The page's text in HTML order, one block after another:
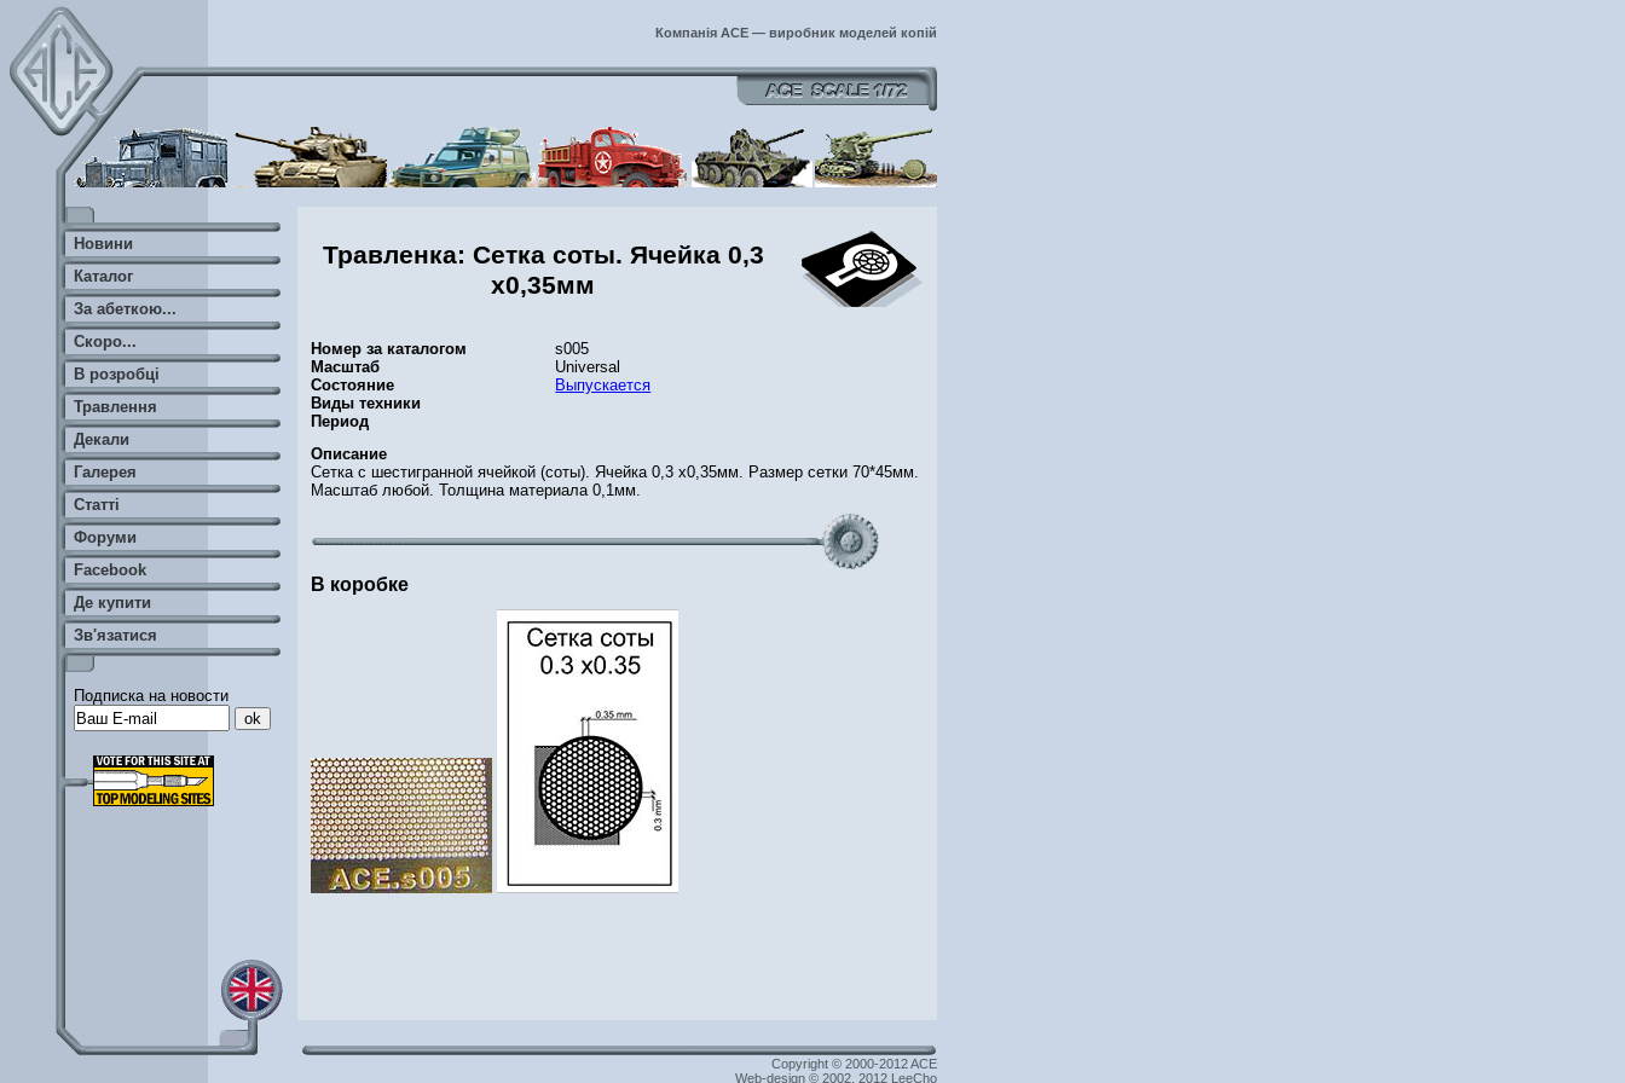
Компанія ACE — виробник моделей копій
Травленка: Сетка соты. Ячейка 0,3
х0,35мм
Номер за каталогом
s005
Масштаб
Universal
Состояние
Выпускается
Виды техники
Период
Описание
Сетка с шестигранной ячейкой (соты). Ячейка 0,3 х0,35мм. Размер сетки 70*45мм.
Масштаб любой. Толщина материала 0,1мм.
В коробке
Новини
Каталог
За абеткою...
Скоро...
В розробці
Травлення
Декали
Галерея
Статті
Форуми
Facebook
Де купити
Зв'язатися
Подписка на новости
Copyright © 2000-2012 ACE
Web-design © 2002, 2012 LeeCho